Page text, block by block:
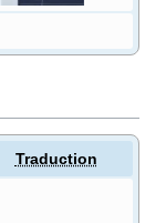
Traduction